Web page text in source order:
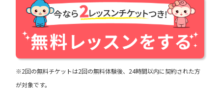
※2回の無料チケットは2回の無料体験後、24時間以内に契約された方
が対象です。